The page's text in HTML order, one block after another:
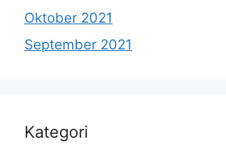
Oktober 2021
September 2021
Kategori